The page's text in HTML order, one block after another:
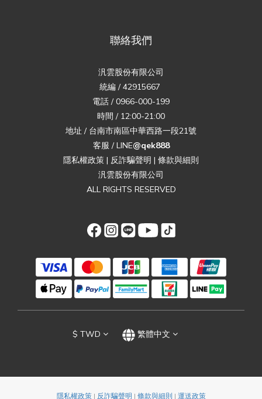
聯絡我們
汎雲股份有限公司
統編 / 42915667
電話 / 0966-000-199
時間 / 12:00-21:00
地址 / 台南市南區中華西路一段21號
客服 / LINE@qek888
隱私權政策 | 反詐騙聲明 | 條款與細則
汎雲股份有限公司
ALL RIGHTS RESERVED
$ TWD 繁體中文
隱私權政策| 反詐騙聲明 | 條款與細則 | 運送政策